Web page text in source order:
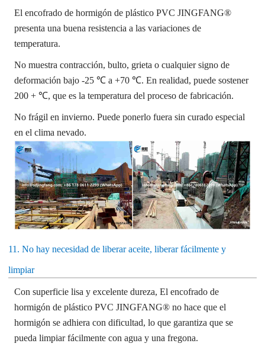
El encofrado de hormigón de plástico PVC JINGFANG®
presenta una buena resistencia a las variaciones de
temperatura.
No muestra contracción, bulto, grieta o cualquier signo de
deformación bajo -25 ℃ a +70 ℃. En realidad, puede sostener
200 + ℃, que es la temperatura del proceso de fabricación.
No frágil en invierno. Puede ponerlo fuera sin curado especial
en el clima nevado.
11. No hay necesidad de liberar aceite, liberar fácilmente y
limpiar
Con superficie lisa y excelente dureza,El encofrado de
hormigón de plástico PVC JINGFANG® no hace que el
hormigón se adhiera con dificultad, lo que garantiza que se
pueda limpiar fácilmente con agua y una fregona.